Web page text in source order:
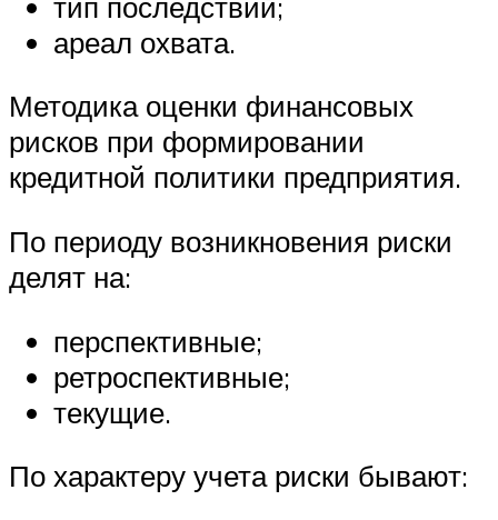
ареал охвата.
Методика оценки финансовых
рисков при формировании
кредитной политики предприятия.
По периоду возникновения риски
делят на:
перспективные;
ретроспективные;
текущие.
По характеру учета риски бывают: